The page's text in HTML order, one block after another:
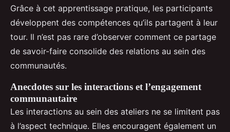
Grâce à cet apprentissage pratique, les participants
développent des compétences qu’ils partagent à leur
tour. Il n’est pas rare d’observer comment ce partage
de savoir-faire consolide des relations au sein des
communautés.
Anecdotes sur les interactions et l’engagement
communautaire
Les interactions au sein des ateliers ne se limitent pas
à l’aspect technique. Elles encouragent également un